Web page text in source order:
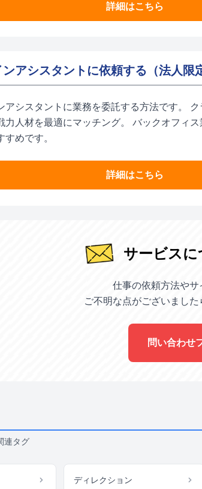
詳細はこちら
アシスタントに依頼する（法人限
アシスタントに業務を委託する方法です。 ク
力人材を最適にマッチング。 バックオフィ
すめです。
詳細はこちら
サービスに
仕事の依頼方法や
ご不明な点がございました
問い合わせ
連タグ
ディレクション